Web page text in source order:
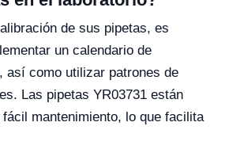
de sus pipetas, es
un calendario de
así como utilizar patrones de
Las pipetas YR03731 están
mantenimiento, lo que facilita